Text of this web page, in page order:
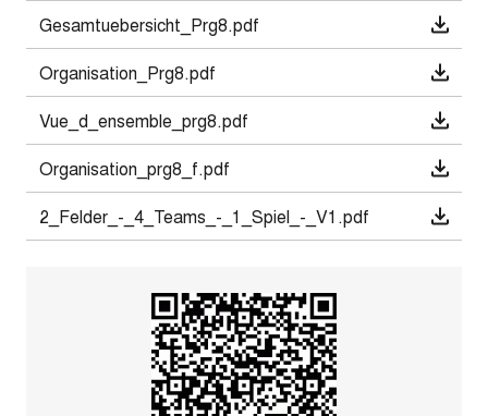
Gesamtuebersicht_Prg8.pdf
Organisation_Prg8.pdf
Vue_d_ensemble_prg8.pdf
Organisation_prg8_f.pdf
2_Felder_-_4_Teams_-_1_Spiel_-_V1.pdf